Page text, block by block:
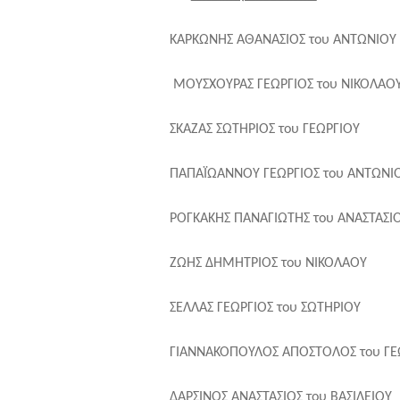
ΚΑΡΚΩΝΗΣ
ΜΟΥΣΧΟΥΡΑΣ
ΣΚΑΖΑΣ
ΠΑΠΑΪΩΑΝΝΟΥ
ΡΟΓΚΑΚΗΣ
ΖΩΗΣ
ΣΕΛΛΑΣ
ΓΙΑΝΝΑΚΟΠΟΥΛΟΣ